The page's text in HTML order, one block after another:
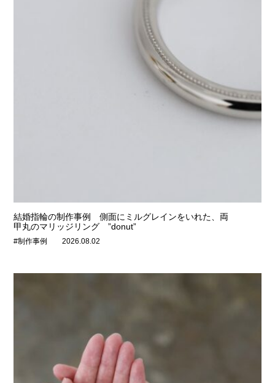
結婚指輪の制作事例 側面にミルグレインをいれた、両
甲丸のマリッジリング ”donut”
#制作事例 2026.08.02